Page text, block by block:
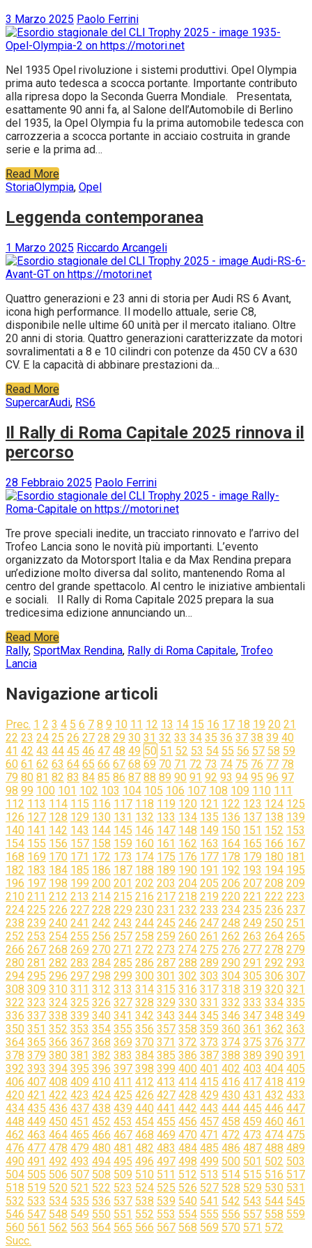
3 Marzo 2025 Paolo Ferrini
Nel 1935 Opel rivoluzione i sistemi produttivi. Opel Olympia
prima auto tedesca a scocca portante. Importante contributo
alla ripresa dopo la Seconda Guerra Mondiale. Presentata,
esattamente 90 anni fa, al Salone dell’Automobile di Berlino
del 1935, la Opel Olympia fu la prima automobile tedesca con
carrozzeria a scocca portante in acciaio costruita in grande
serie e la prima ad…
Read More
StoriaOlympia, Opel
Leggenda contemporanea
1 Marzo 2025 Riccardo Arcangeli
Quattro generazioni e 23 anni di storia per Audi RS 6 Avant,
icona high performance. Il modello attuale, serie C8,
disponibile nelle ultime 60 unità per il mercato italiano. Oltre
20 anni di storia. Quattro generazioni caratterizzate da motori
sovralimentati a 8 e 10 cilindri con potenze da 450 CV a 630
CV. E la capacità di abbinare prestazioni da…
Read More
SupercarAudi, RS6
Il Rally di Roma Capitale 2025 rinnova il
percorso
28 Febbraio 2025 Paolo Ferrini
Tre prove speciali inedite, un tracciato rinnovato e l’arrivo del
Trofeo Lancia sono le novità più importanti. L’evento
organizzato da Motorsport Italia e da Max Rendina prepara
un’edizione molto diversa dal solito, mantenendo Roma al
centro del grande spettacolo. Al centro le iniziative ambientali
e sociali. Il Rally di Roma Capitale 2025 prepara la sua
tredicesima edizione annunciando un…
Read More
Rally, SportMax Rendina, Rally di Roma Capitale, Trofeo
Lancia
Navigazione articoli
Prec. 1 2 3 4 5 6 7 8 9 10 11 12 13 14 15 16 17 18 19 20 21
22 23 24 25 26 27 28 29 30 31 32 33 34 35 36 37 38 39 40
41 42 43 44 45 46 47 48 49 50 51 52 53 54 55 56 57 58 59
60 61 62 63 64 65 66 67 68 69 70 71 72 73 74 75 76 77 78
79 80 81 82 83 84 85 86 87 88 89 90 91 92 93 94 95 96 97
98 99 100 101 102 103 104 105 106 107 108 109 110 111
112 113 114 115 116 117 118 119 120 121 122 123 124 125
126 127 128 129 130 131 132 133 134 135 136 137 138 139
140 141 142 143 144 145 146 147 148 149 150 151 152 153
154 155 156 157 158 159 160 161 162 163 164 165 166 167
168 169 170 171 172 173 174 175 176 177 178 179 180 181
182 183 184 185 186 187 188 189 190 191 192 193 194 195
196 197 198 199 200 201 202 203 204 205 206 207 208 209
210 211 212 213 214 215 216 217 218 219 220 221 222 223
224 225 226 227 228 229 230 231 232 233 234 235 236 237
238 239 240 241 242 243 244 245 246 247 248 249 250 251
252 253 254 255 256 257 258 259 260 261 262 263 264 265
266 267 268 269 270 271 272 273 274 275 276 277 278 279
280 281 282 283 284 285 286 287 288 289 290 291 292 293
294 295 296 297 298 299 300 301 302 303 304 305 306 307
308 309 310 311 312 313 314 315 316 317 318 319 320 321
322 323 324 325 326 327 328 329 330 331 332 333 334 335
336 337 338 339 340 341 342 343 344 345 346 347 348 349
350 351 352 353 354 355 356 357 358 359 360 361 362 363
364 365 366 367 368 369 370 371 372 373 374 375 376 377
378 379 380 381 382 383 384 385 386 387 388 389 390 391
392 393 394 395 396 397 398 399 400 401 402 403 404 405
406 407 408 409 410 411 412 413 414 415 416 417 418 419
420 421 422 423 424 425 426 427 428 429 430 431 432 433
434 435 436 437 438 439 440 441 442 443 444 445 446 447
448 449 450 451 452 453 454 455 456 457 458 459 460 461
462 463 464 465 466 467 468 469 470 471 472 473 474 475
476 477 478 479 480 481 482 483 484 485 486 487 488 489
490 491 492 493 494 495 496 497 498 499 500 501 502 503
504 505 506 507 508 509 510 511 512 513 514 515 516 517
518 519 520 521 522 523 524 525 526 527 528 529 530 531
532 533 534 535 536 537 538 539 540 541 542 543 544 545
546 547 548 549 550 551 552 553 554 555 556 557 558 559
560 561 562 563 564 565 566 567 568 569 570 571 572
Succ.